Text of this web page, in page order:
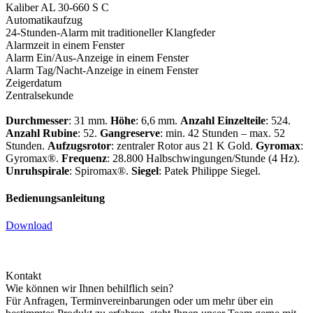
Kaliber AL 30-660 S C
Automatikaufzug
24-Stunden-Alarm mit traditioneller Klangfeder
Alarmzeit in einem Fenster
Alarm Ein/Aus-Anzeige in einem Fenster
Alarm Tag/Nacht-Anzeige in einem Fenster
Zeigerdatum
Zentralsekunde
Durchmesser: 31 mm. Höhe: 6,6 mm. Anzahl Einzelteile: 524.
Anzahl Rubine: 52. Gangreserve: min. 42 Stunden – max. 52
Stunden. Aufzugsrotor: zentraler Rotor aus 21 K Gold. Gyromax:
Gyromax®. Frequenz: 28.800 Halbschwingungen/Stunde (4 Hz).
Unruhspirale: Spiromax®. Siegel: Patek Philippe Siegel.
Bedienungsanleitung
Download
Kontakt
Wie können wir Ihnen behilflich sein?
Für Anfragen, Terminvereinbarungen oder um mehr über ein